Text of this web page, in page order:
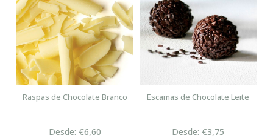
Raspas de Chocolate Branco
Desde: €6,60
Escamas de Chocolate Leite
Desde: €3,75